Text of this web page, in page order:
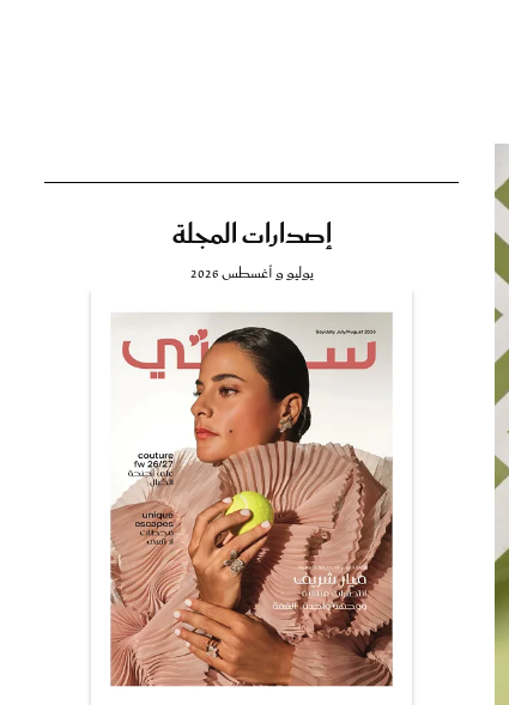
إصدارات المجلة
يوليو و أغسطس 2026